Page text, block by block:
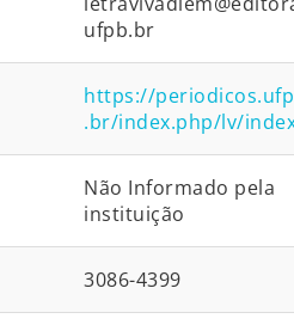
ufpb.br
https://
.br/index.php/lv/
Não Informado pela
instituição
3086-4399